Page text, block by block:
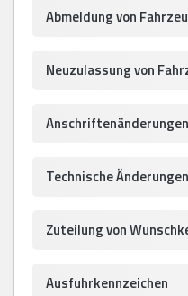
Abmeldung von
Neuzulassung von
Anschriftenänderungen
Technische
Zuteilung von
Ausfuhrkennzeichen